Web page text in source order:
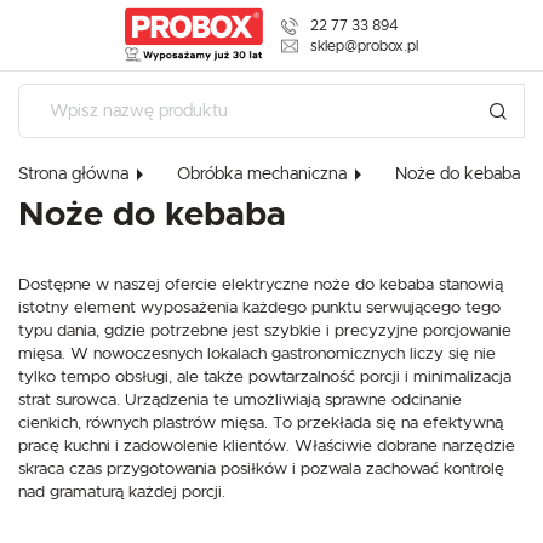
22 77 33 894
sklep@probox.pl
Strona główna Obróbka mechaniczna Noże do kebaba
Noże do kebaba
Dostępne w naszej ofercie elektryczne noże do kebaba stanowią
istotny element wyposażenia każdego punktu serwującego tego
typu dania, gdzie potrzebne jest szybkie i precyzyjne porcjowanie
mięsa. W nowoczesnych lokalach gastronomicznych liczy się nie
tylko tempo obsługi, ale także powtarzalność porcji i minimalizacja
strat surowca. Urządzenia te umożliwiają sprawne odcinanie
cienkich, równych plastrów mięsa. To przekłada się na efektywną
pracę kuchni i zadowolenie klientów. Właściwie dobrane narzędzie
skraca czas przygotowania posiłków i pozwala zachować kontrolę
nad gramaturą każdej porcji.
USTAWIENIA
Szanujemy Twoją prywatność. Możesz zmienić ustawienia
cookies lub zaakceptować je wszystkie. W dowolnym
momencie możesz dokonać zmiany swoich ustawień.
Niezbędne
Niezbędne pliki cookies służą do prawidłowego funkcjonowania strony
internetowej i umożliwiają Ci komfortowe korzystanie z oferowanych przez
nas usług.
Pliki cookies odpowiadają na podejmowane przez Ciebie działania w celu
m.in. dostosowania Twoich ustawień preferencji prywatności, logowania czy
może działać bez zakłóceń.
Więcej
Funkcjonalne i personalizacyjne
USTAWIENIA REGIONALNE
Lokalizacja
Polska
polski
Polski złoty (PLN)
ZAPISZ